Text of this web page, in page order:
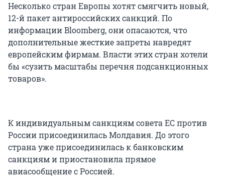
Несколько стран Европы хотят смягчить новый,
12-й пакет антироссийских санкций. По
информации Bloomberg, они опасаются, что
дополнительные жесткие запреты навредят
европейским фирмам. Власти этих стран хотели
бы «сузить масштабы перечня подсанкционных
товаров».
К индивидуальным санкциям совета ЕС против
России присоединилась Молдавия. До этого
страна уже присоединилась к банковским
санкциям и приостановила прямое
авиасообщение с Россией.